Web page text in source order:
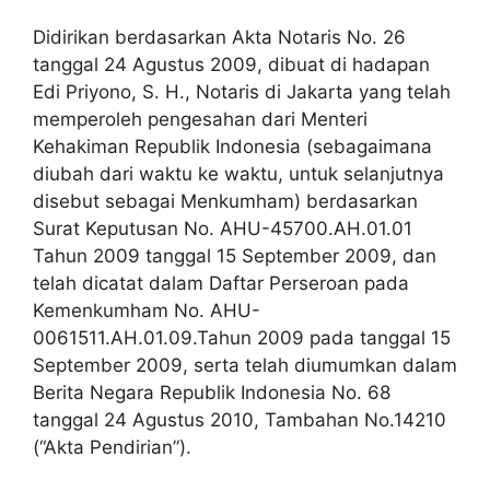
Didirikan berdasarkan Akta Notaris No. 26
tanggal 24 Agustus 2009, dibuat di hadapan
Edi Priyono, S. H., Notaris di Jakarta yang telah
memperoleh pengesahan dari Menteri
Kehakiman Republik Indonesia (sebagaimana
diubah dari waktu ke waktu, untuk selanjutnya
disebut sebagai Menkumham) berdasarkan
Surat Keputusan No. AHU-45700.AH.01.01
Tahun 2009 tanggal 15 September 2009, dan
telah dicatat dalam Daftar Perseroan pada
Kemenkumham No. AHU-
0061511.AH.01.09.Tahun 2009 pada tanggal 15
September 2009, serta telah diumumkan dalam
Berita Negara Republik Indonesia No. 68
tanggal 24 Agustus 2010, Tambahan No.14210
(“Akta Pendirian”).